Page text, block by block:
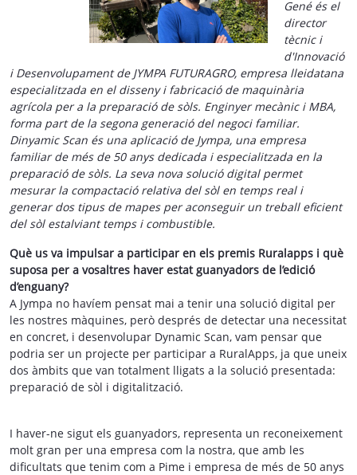
Gené és el
director
tècnic i
d'Innovació
i Desenvolupament de JYMPA FUTURAGRO, empresa lleidatana
especialitzada en el disseny i fabricació de maquinària
agrícola per a la preparació de sòls. Enginyer mecànic i MBA,
forma part de la segona generació del negoci familiar.
Dinyamic Scan és una aplicació de Jympa, una empresa
familiar de més de 50 anys dedicada i especialitzada en la
preparació de sòls. La seva nova solució digital permet
mesurar la compactació relativa del sòl en temps real i
generar dos tipus de mapes per aconseguir un treball eficient
del sòl estalviant temps i combustible.
Què us va impulsar a participar en els premis Ruralapps i què
suposa per a vosaltres haver estat guanyadors de l’edició
d’enguany?
A Jympa no havíem pensat mai a tenir una solució digital per
les nostres màquines, però després de detectar una necessitat
en concret, i desenvolupar Dynamic Scan, vam pensar que
podria ser un projecte per participar a RuralApps, ja que uneix
dos àmbits que van totalment lligats a la solució presentada:
preparació de sòl i digitalització.
I haver-ne sigut els guanyadors, representa un reconeixement
molt gran per una empresa com la nostra, que amb les
dificultats que tenim com a Pime i empresa de més de 50 anys